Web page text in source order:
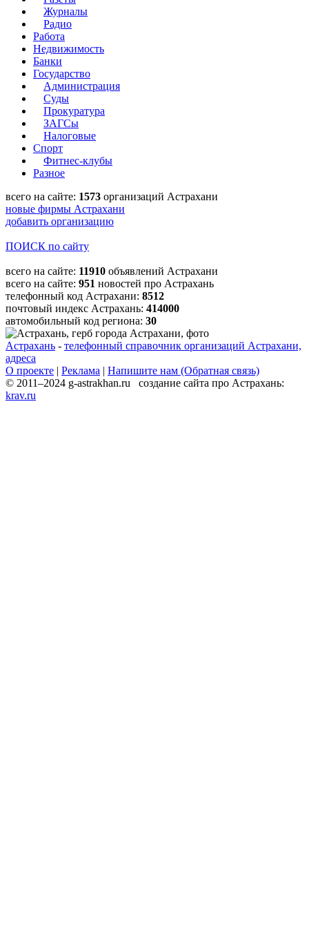
Журналы
Радио
Работа
Недвижимость
Банки
Государство
Администрация
Суды
Прокуратура
ЗАГСы
Налоговые
Спорт
Фитнес-клубы
Разное
всего на сайте: 1573 организаций Астрахани
новые фирмы Астрахани
добавить организацию
ПОИСК по сайту
всего на сайте: 11910 объявлений Астрахани
всего на сайте: 951 новостей про Астрахань
телефонный код Астрахани: 8512
почтовый индекс Астрахань: 414000
автомобильный код региона: 30
Астрахань - телефонный справочник организаций Астрахани,
адреса
О проекте | Реклама | Напишите нам (Обратная связь)
© 2011–2024 g-astrakhan.ru создание сайта про Астрахань:
krav.ru